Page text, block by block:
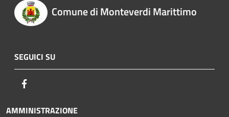
Comune di Monteverdi Marittimo
SEGUICI SU
AMMINISTRAZIONE